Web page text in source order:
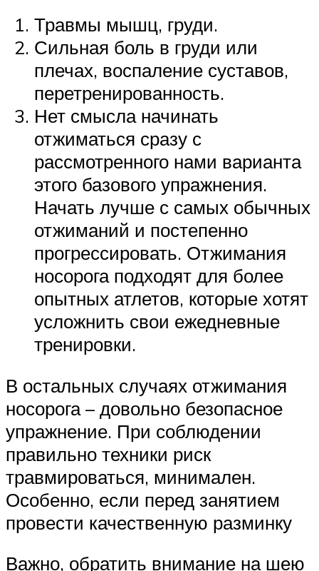
Травмы мышц, груди.
Сильная боль в груди или
плечах, воспаление суставов,
перетренированность.
Нет смысла начинать
отжиматься сразу с
рассмотренного нами варианта
этого базового упражнения.
Начать лучше с самых обычных
отжиманий и постепенно
прогрессировать. Отжимания
носорога подходят для более
опытных атлетов, которые хотят
усложнить свои ежедневные
тренировки.
В остальных случаях отжимания
носорога – довольно безопасное
упражнение. При соблюдении
правильно техники риск
травмироваться, минимален.
Особенно, если перед занятием
провести качественную разминку
Важно, обратить внимание на шею